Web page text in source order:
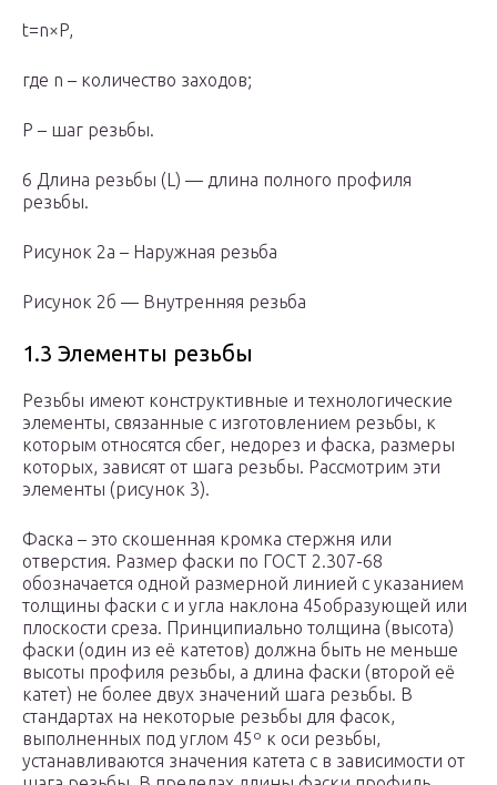
t=n×P,
где n – количество заходов;
Р – шаг резьбы.
6 Длина резьбы (L) — длина полного профиля
резьбы.
Рисунок 2а – Наружная резьба
Рисунок 2б — Внутренняя резьба
1.3 Элементы резьбы
Резьбы имеют конструктивные и технологические
элементы, связанные с изготовлением резьбы, к
которым относятся сбег, недорез и фаска, размеры
которых, зависят от шага резьбы. Рассмотрим эти
элементы (рисунок 3).
Фаска – это скошенная кромка стержня или
отверстия. Размер фаски по ГОСТ 2.307-68
обозначается одной размерной линией с указанием
толщины фаски с и угла наклона 45образующей или
плоскости среза. Принципиально толщина (высота)
фаски (один из её катетов) должна быть не меньше
высоты профиля резьбы, а длина фаски (второй её
катет) не более двух значений шага резьбы. В
стандартах на некоторые резьбы для фасок,
выполненных под углом 45º к оси резьбы,
устанавливаются значения катета с в зависимости от